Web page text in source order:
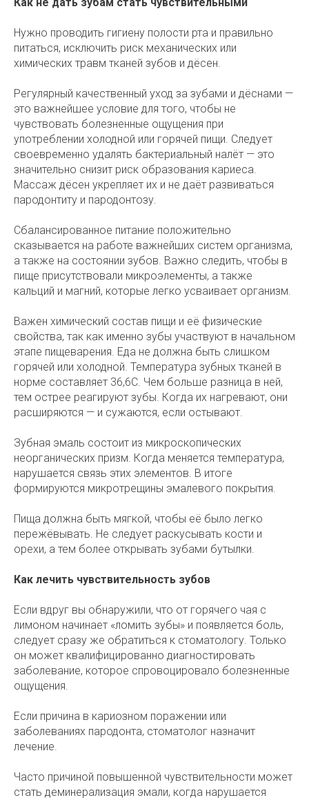
Как не дать зубам стать чувствительными
Нужно проводить гигиену полости рта и правильно
питаться, исключить риск механических или
химических травм тканей зубов и дёсен.
Регулярный качественный уход за зубами и дёснами —
это важнейшее условие для того, чтобы не
чувствовать болезненные ощущения при
употреблении холодной или горячей пищи. Следует
своевременно удалять бактериальный налёт — это
значительно снизит риск образования кариеса.
Массаж дёсен укрепляет их и не даёт развиваться
пародонтиту и пародонтозу.
Сбалансированное питание положительно
сказывается на работе важнейших систем организма,
а также на состоянии зубов. Важно следить, чтобы в
пище присутствовали микроэлементы, а также
кальций и магний, которые легко усваивает организм.
Важен химический состав пищи и её физические
свойства, так как именно зубы участвуют в начальном
этапе пищеварения. Еда не должна быть слишком
горячей или холодной. Температура зубных тканей в
норме составляет 36,6С. Чем больше разница в ней,
тем острее реагируют зубы. Когда их нагревают, они
расширяются — и сужаются, если остывают.
Зубная эмаль состоит из микроскопических
неорганических призм. Когда меняется температура,
нарушается связь этих элементов. В итоге
формируются микротрещины эмалевого покрытия.
Пища должна быть мягкой, чтобы её было легко
пережёвывать. Не следует раскусывать кости и
орехи, а тем более открывать зубами бутылки.
Как лечить чувствительность зубов
Если вдруг вы обнаружили, что от горячего чая с
лимоном начинает «ломить зубы» и появляется боль,
следует сразу же обратиться к стоматологу. Только
он может квалифицированно диагностировать
заболевание, которое спровоцировало болезненные
ощущения.
Если причина в кариозном поражении или
заболеваниях пародонта, стоматолог назначит
лечение.
Часто причиной повышенной чувствительности может
стать деминерализация эмали, когда нарушается